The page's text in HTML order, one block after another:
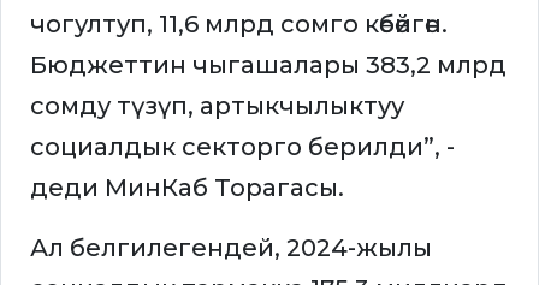
чогултуп, 11,6 млрд сомго көбөйгөн.
Бюджеттин чыгашалары 383,2 млрд
сомду түзүп, артыкчылыктуу
социалдык секторго берилди”, -
деди МинКаб Торагасы.
Ал белгилегендей, 2024-жылы